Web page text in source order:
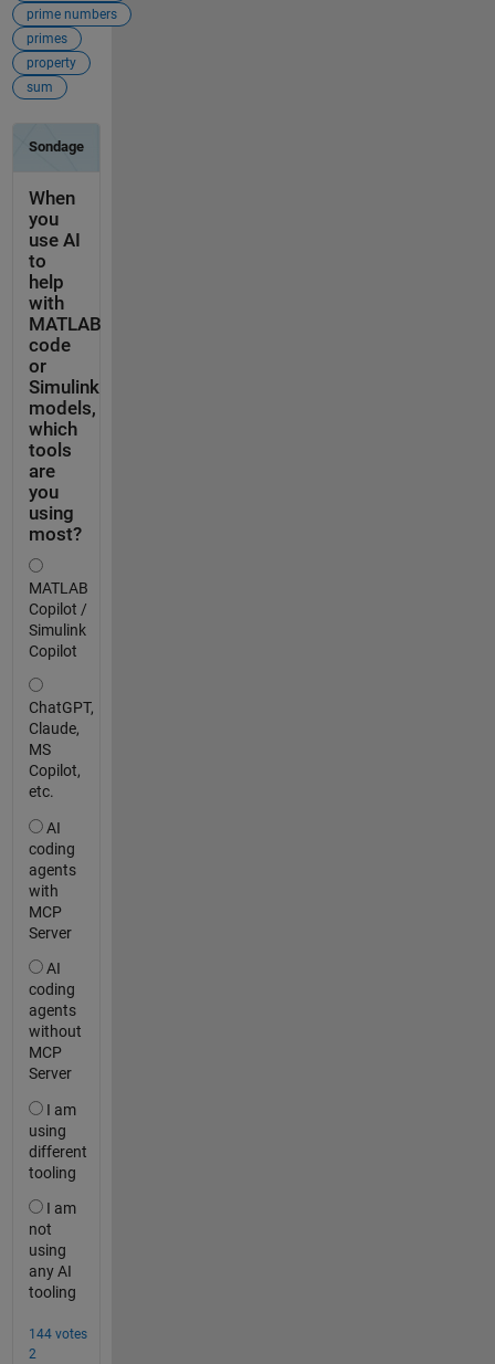
prime numbers
primes
property
sum